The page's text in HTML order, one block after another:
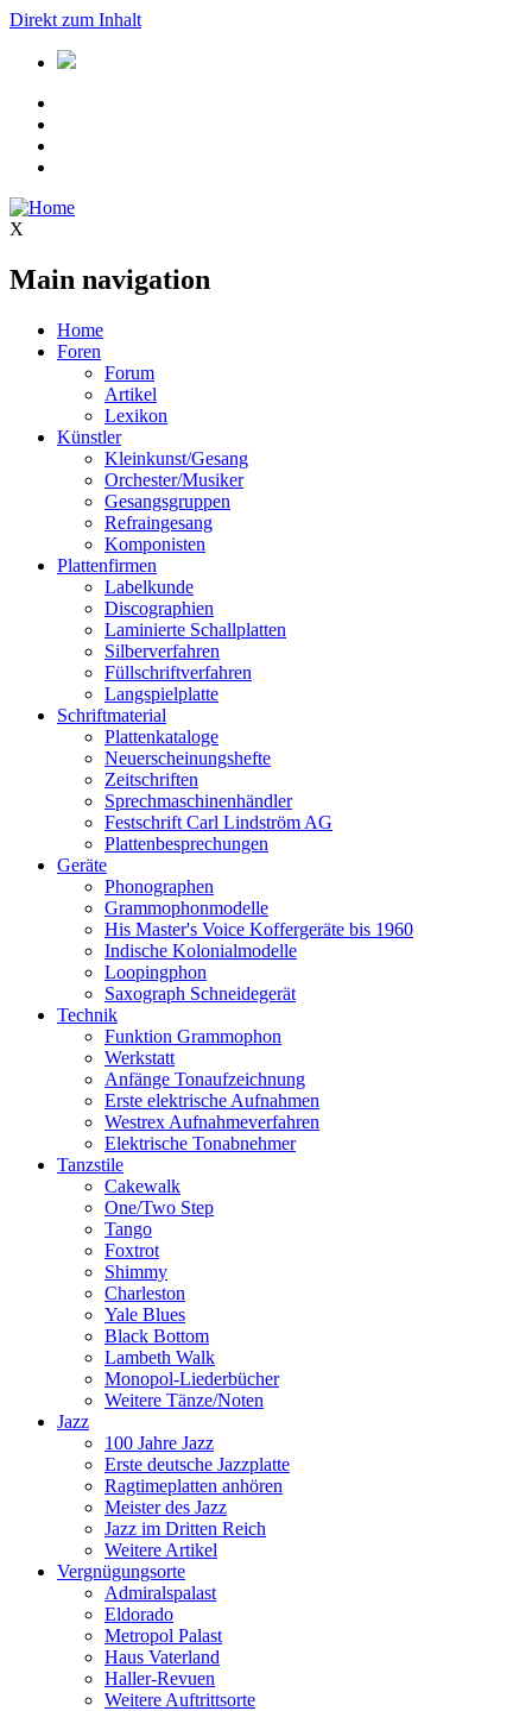
Direkt zum Inhalt
X
Main navigation
Home
Foren
Forum
Artikel
Lexikon
Künstler
Kleinkunst/Gesang
Orchester/Musiker
Gesangsgruppen
Refraingesang
Komponisten
Plattenfirmen
Labelkunde
Discographien
Laminierte Schallplatten
Silberverfahren
Füllschriftverfahren
Langspielplatte
Schriftmaterial
Plattenkataloge
Neuerscheinungshefte
Zeitschriften
Sprechmaschinenhändler
Festschrift Carl Lindström AG
Plattenbesprechungen
Geräte
Phonographen
Grammophonmodelle
His Master's Voice Koffergeräte bis 1960
Indische Kolonialmodelle
Loopingphon
Saxograph Schneidegerät
Technik
Funktion Grammophon
Werkstatt
Anfänge Tonaufzeichnung
Erste elektrische Aufnahmen
Westrex Aufnahmeverfahren
Elektrische Tonabnehmer
Tanzstile
Cakewalk
One/Two Step
Tango
Foxtrot
Shimmy
Charleston
Yale Blues
Black Bottom
Lambeth Walk
Monopol-Liederbücher
Weitere Tänze/Noten
Jazz
100 Jahre Jazz
Erste deutsche Jazzplatte
Ragtimeplatten anhören
Meister des Jazz
Jazz im Dritten Reich
Weitere Artikel
Vergnügungsorte
Admiralspalast
Eldorado
Metropol Palast
Haus Vaterland
Haller-Revuen
Weitere Auftrittsorte